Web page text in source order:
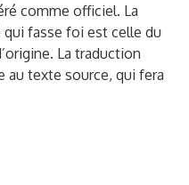
comme officiel. La
fasse foi est celle du
La traduction
texte source, qui fera